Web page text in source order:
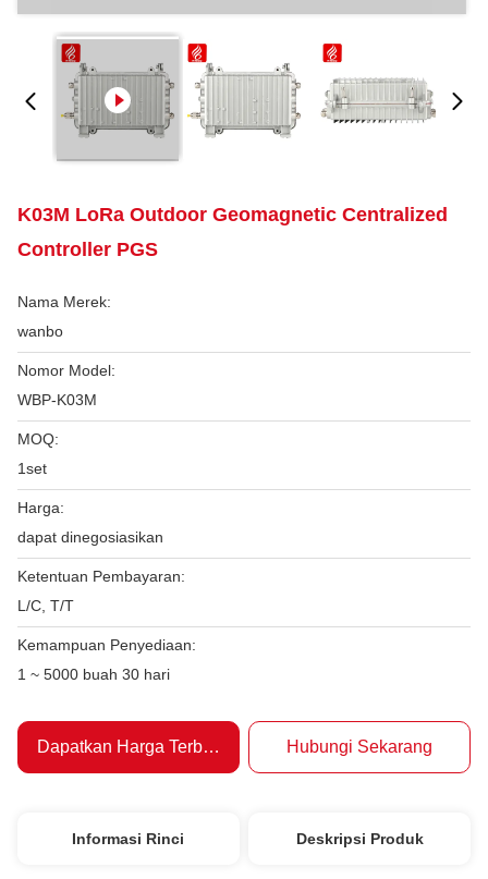
K03M LoRa Outdoor Geomagnetic Centralized
Controller PGS
Nama Merek:
wanbo
Nomor Model:
WBP-K03M
MOQ:
1set
Harga:
dapat dinegosiasikan
Ketentuan Pembayaran:
L/C, T/T
Kemampuan Penyediaan:
1 ~ 5000 buah 30 hari
Dapatkan Harga Terbaik Hubungi Sekarang
Informasi Rinci Deskripsi Produk